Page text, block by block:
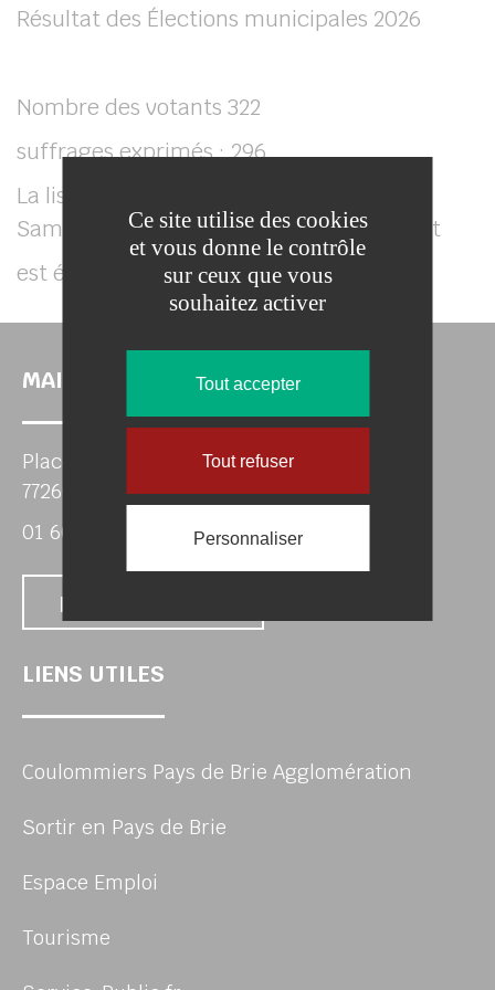
Résultat des Élections municipales 2026
Nombre des votants 322
suffrages exprimés : 296
La liste « Proches de vous engagés pour
Sammeron » menée par Christian Dupont
est élue avec 296 voix
MAIRIE DE SAMMERON
Place de Verdun
77260 SAMMERON
01 60 22 14 02
Nous contacter
LIENS UTILES
Coulommiers Pays de Brie Agglomération
Sortir en Pays de Brie
Espace Emploi
Tourisme
Ce site utilise des cookies
et vous donne le contrôle
sur ceux que vous
souhaitez activer
Tout accepter
Tout refuser
Personnaliser